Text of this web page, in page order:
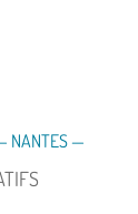
NANTES —